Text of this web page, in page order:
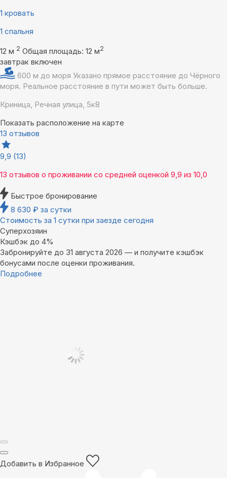
1 кровать
1 спальня
12 м 2 Общая площадь: 12 м2
завтрак включен
600 м до моря Указано прямое расстояние до Чёрного
моря. Реальное расстояние в пути может быть больше.
Криница, Речная улица, 5к8
Показать расположение на карте
13 отзывов
9,9 (13)
13 отзывов о проживании со средней оценкой 9,9 из 10,0
Быстрое бронирование
8 630 ₽ за сутки
Стоимость за 1 сутки при заезде сегодня
Суперхозяин
Кэшбэк до 4%
Забронируйте до 31 августа 2026 — и получите кэшбэк
бонусами после оценки проживания.
Подробнее
Добавить в Избранное